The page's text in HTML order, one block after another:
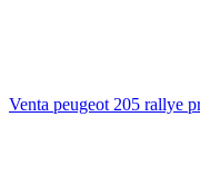
Venta peugeot 205 rallye